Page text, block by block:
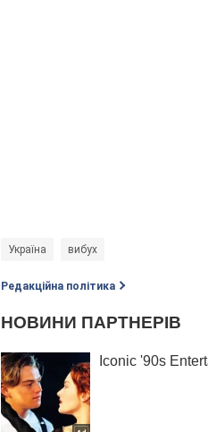
Україна вибух
Редакційна політика